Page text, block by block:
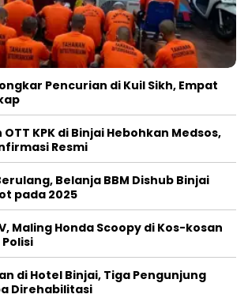
Pencurian di Kuil Sikh, Empat
KPK di Binjai Hebohkan Medsos,
Resmi
Belanja BBM Dishub Binjai
pada 2025
Maling Honda Scoopy di Kos-kosan
di Hotel Binjai, Tiga Pengunjung
Direhabilitasi